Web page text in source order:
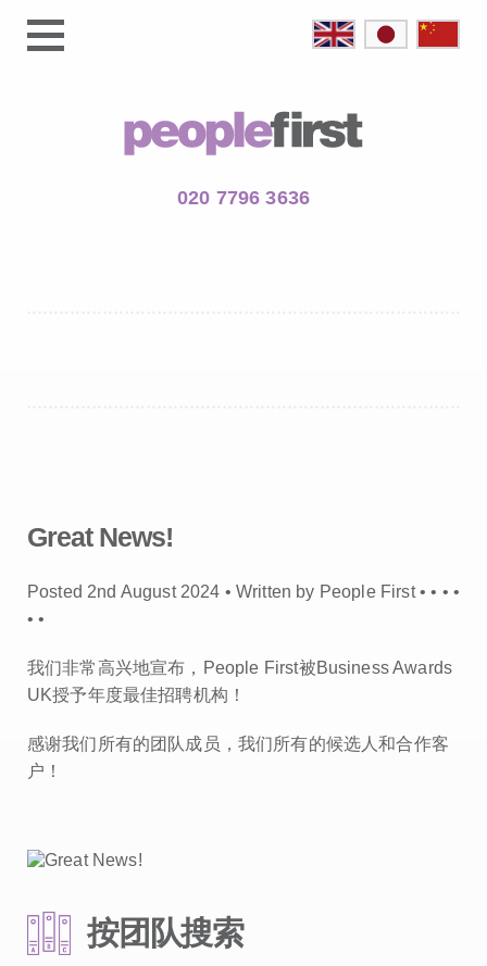
020 7796 3636
Great News!
Posted 2nd August 2024 • Written by People First •• • •
••
我们非常高兴地宣布，People First被Business Awards
UK授予年度最佳招聘机构！
感谢我们所有的团队成员，我们所有的候选人和合作客
户！
按团队搜索